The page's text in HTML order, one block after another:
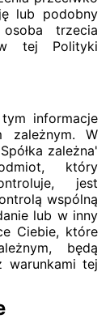
lub podobny
trzecia
tej Polityki
informacje
zależnym. W
zależna'
który
jest
wspólną
lub w inny
Ciebie, które
będą
warunkami tej